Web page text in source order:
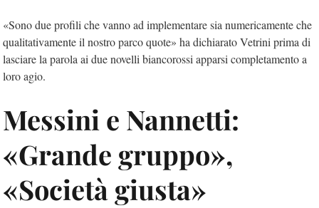
«Sono due profili che vanno ad implementare sia numericamente che
qualitativamente il nostro parco quote» ha dichiarato Vetrini prima di
lasciare la parola ai due novelli biancorossi apparsi completamento a
loro agio.
Messini e Nannetti:
«Grande gruppo»,
«Società giusta»